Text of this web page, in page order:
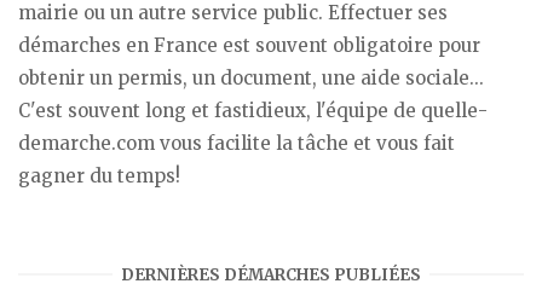
mairie ou un autre service public. Effectuer ses
démarches en France est souvent obligatoire pour
obtenir un permis, un document, une aide sociale...
C'est souvent long et fastidieux, l'équipe de quelle-
demarche.com vous facilite la tâche et vous fait
gagner du temps!
DERNIÈRES DÉMARCHES PUBLIÉES